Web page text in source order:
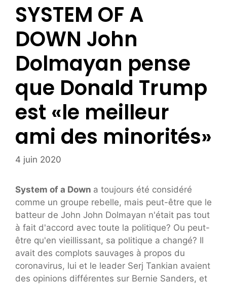
SYSTEM OF A
DOWN John
Dolmayan pense
que Donald Trump
est «le meilleur
ami des minorités»
4 juin 2020
System of a Down a toujours été considéré
comme un groupe rebelle, mais peut-être que le
batteur de John John Dolmayan n'était pas tout
à fait d'accord avec toute la politique? Ou peut-
être qu'en vieillissant, sa politique a changé? Il
avait des complots sauvages à propos du
coronavirus, lui et le leader Serj Tankian avaient
des opinions différentes sur Bernie Sanders, et